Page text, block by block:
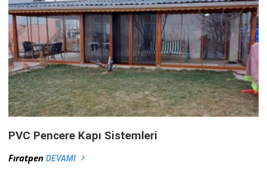
PVC Pencere Kapı Sistemleri
FıratpenDEVAMI